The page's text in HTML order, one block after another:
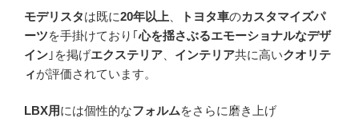
モデリスタは既に20年以上 トヨタ車のカスタマイズパ
ーツを手掛けており｢心を揺さぶるエモーショナルなデザ
イン ｣を掲げエクステリア インテリア共に高いクオリテ
ィが評価されています。
LBX用には個性的なフォルムをさらに磨き上げ